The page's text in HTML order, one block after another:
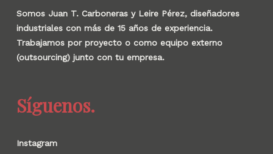
Somos Juan T. Carboneras y Leire Pérez, diseñadores
industriales con más de 15 años de experiencia.
Trabajamos por proyecto o como equipo externo
(outsourcing) junto con tu empresa.
Síguenos.
Instagram